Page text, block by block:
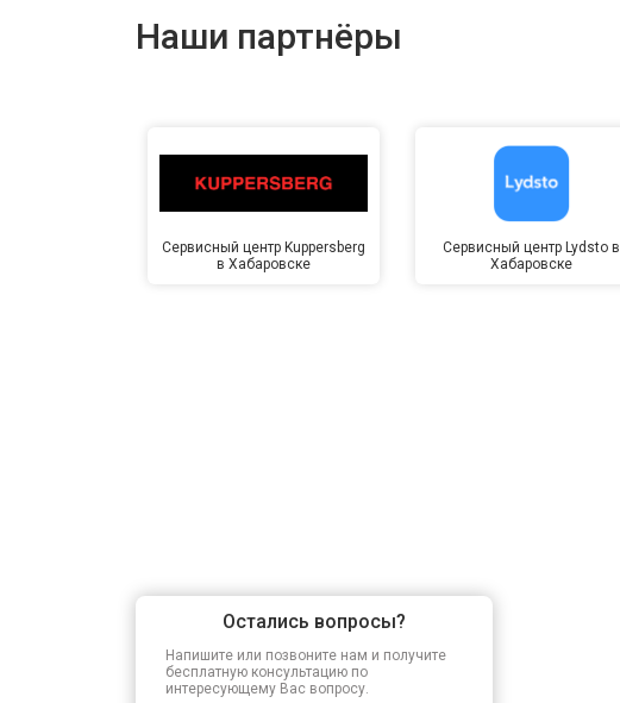
Наши партнёры
Сервисный центр Kuppersberg
в Хабаровске
Сервисный центр Lydsto в
Хабаровске
Остались вопросы?
Напишите или позвоните нам и получите
бесплатную консультацию по
интересующему Вас вопросу.